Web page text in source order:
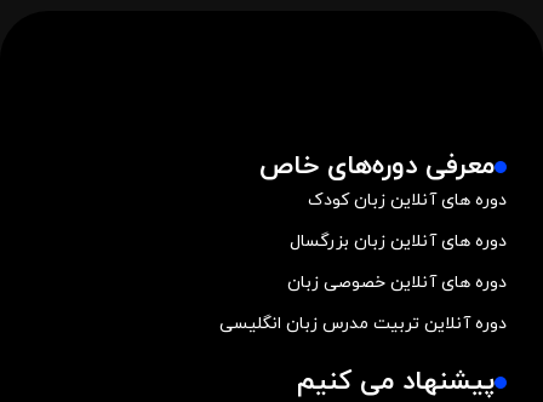
معرفی دوره‌های خاص
دوره های آنلاین زبان کودک
دوره های آنلاین زبان بزرگسال
دوره های آنلاین خصوصی زبان
دوره آنلاین تربیت مدرس زبان انگلیسی
پیشنهاد می کنیم